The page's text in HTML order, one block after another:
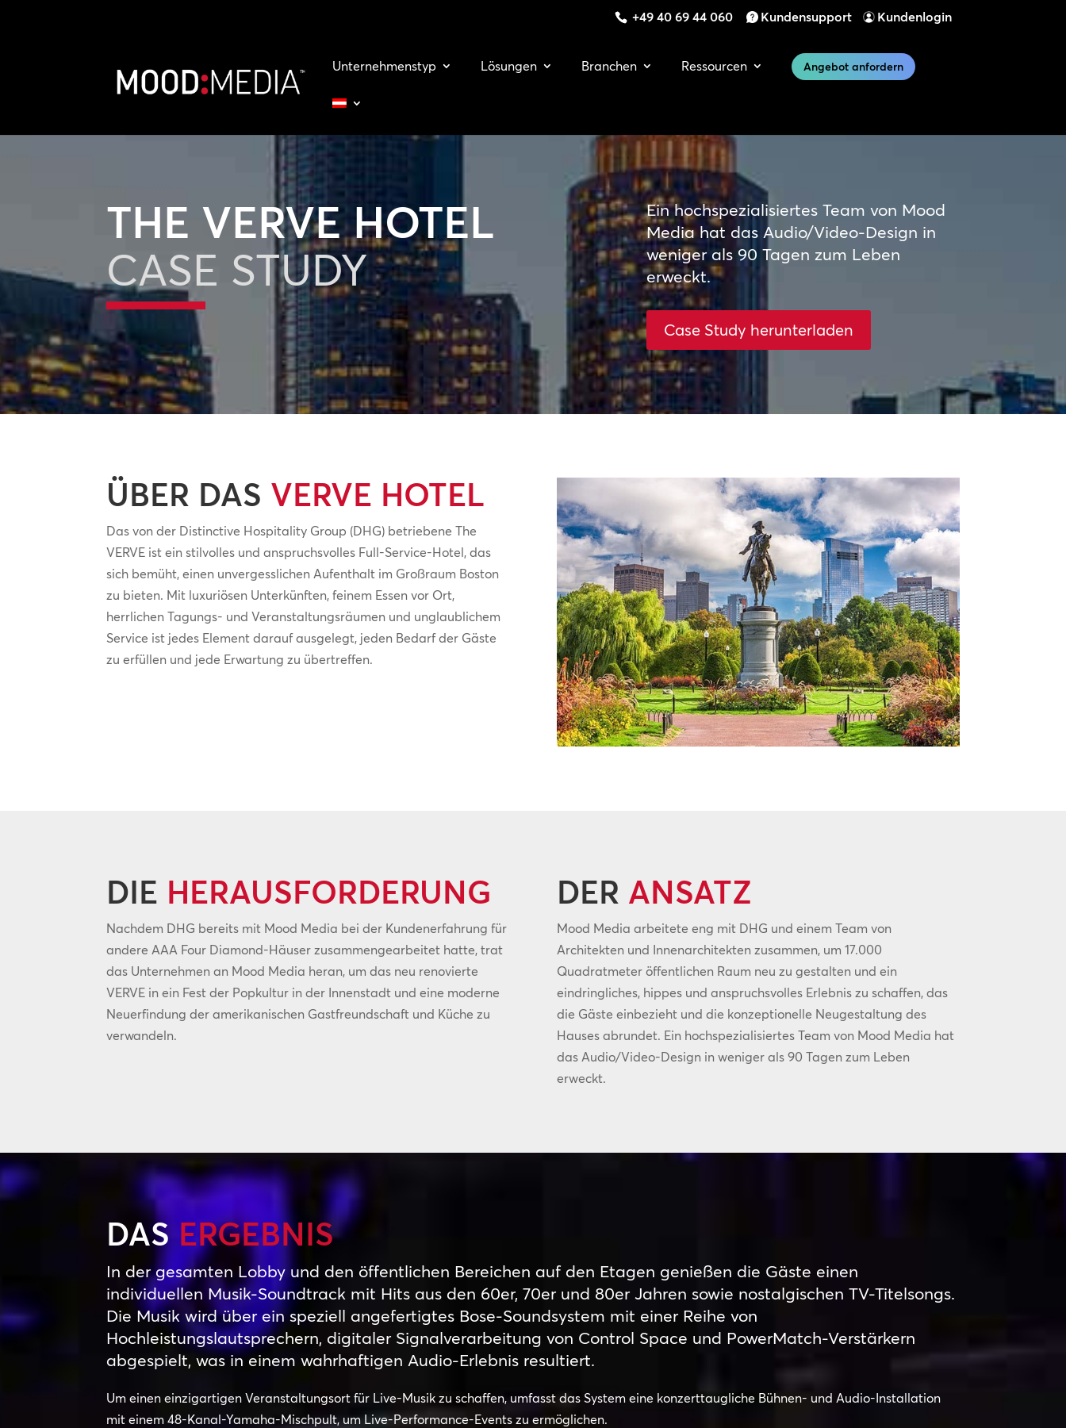
+49 40 69 44 060 Kundensupport Kundenlogin
Unternehmenstyp Lösungen Branchen Ressourcen Angebot anfordern
THE VERVE HOTEL
CASE STUDY
Ein hochspezialisiertes Team von Mood
Media hat das Audio/Video-Design in
weniger als 90 Tagen zum Leben
erweckt.
Case Study herunterladen
ÜBER DAS VERVE HOTEL
Das von der Distinctive Hospitality Group (DHG) betriebene The
VERVE ist ein stilvolles und anspruchsvolles Full-Service-Hotel, das
sich bemüht, einen unvergesslichen Aufenthalt im Großraum Boston
zu bieten. Mit luxuriösen Unterkünften, feinem Essen vor Ort,
herrlichen Tagungs- und Veranstaltungsräumen und unglaublichem
Service ist jedes Element darauf ausgelegt, jeden Bedarf der Gäste
zu erfüllen und jede Erwartung zu übertreffen.
DIE HERAUSFORDERUNG
Nachdem DHG bereits mit Mood Media bei der Kundenerfahrung für
andere AAA Four Diamond-Häuser zusammengearbeitet hatte, trat
das Unternehmen an Mood Media heran, um das neu renovierte
VERVE in ein Fest der Popkultur in der Innenstadt und eine moderne
Neuerfindung der amerikanischen Gastfreundschaft und Küche zu
verwandeln.
DER ANSATZ
Mood Media arbeitete eng mit DHG und einem Team von
Architekten und Innenarchitekten zusammen, um 17.000
Quadratmeter öffentlichen Raum neu zu gestalten und ein
eindringliches, hippes und anspruchsvolles Erlebnis zu schaffen, das
die Gäste einbezieht und die konzeptionelle Neugestaltung des
Hauses abrundet. Ein hochspezialisiertes Team von Mood Media hat
das Audio/Video-Design in weniger als 90 Tagen zum Leben
erweckt.
DAS ERGEBNIS
In der gesamten Lobby und den öffentlichen Bereichen auf den Etagen genießen die Gäste einen
individuellen Musik-Soundtrack mit Hits aus den 60er, 70er und 80er Jahren sowie nostalgischen TV-Titelsongs.
Die Musik wird über ein speziell angefertigtes Bose-Soundsystem mit einer Reihe von
Hochleistungslautsprechern, digitaler Signalverarbeitung von Control Space und PowerMatch-Verstärkern
abgespielt, was in einem wahrhaftigen Audio-Erlebnis resultiert.
Um einen einzigartigen Veranstaltungsort für Live-Musik zu schaffen, umfasst das System eine konzerttaugliche Bühnen- und Audio-Installation
mit einem 48-Kanal-Yamaha-Mischpult, um Live-Performance-Events zu ermöglichen.